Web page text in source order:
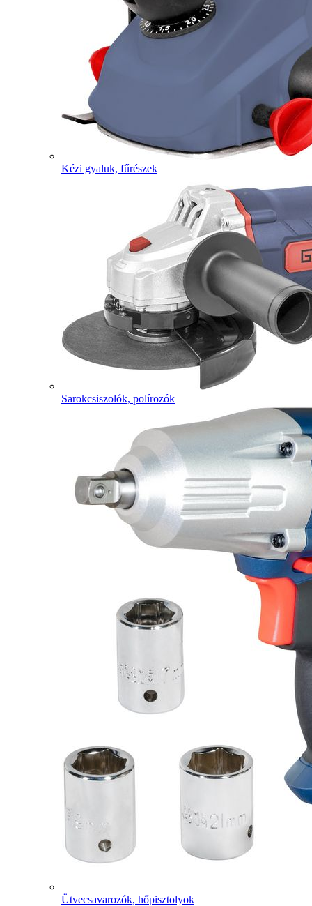
Kézi gyaluk, fűrészek
Sarokcsiszolók, polírozók
Ütvecsavarozók, hőpisztolyok